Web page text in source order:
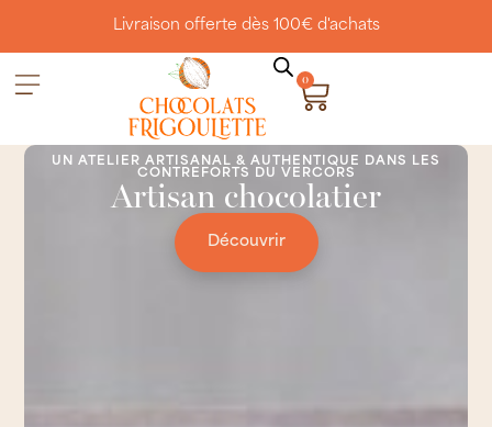
Livraison offerte dès 100€ d'achats
0
UN ATELIER ARTISANAL & AUTHENTIQUE DANS LES
CONTREFORTS DU VERCORS
Artisan chocolatier
Découvrir